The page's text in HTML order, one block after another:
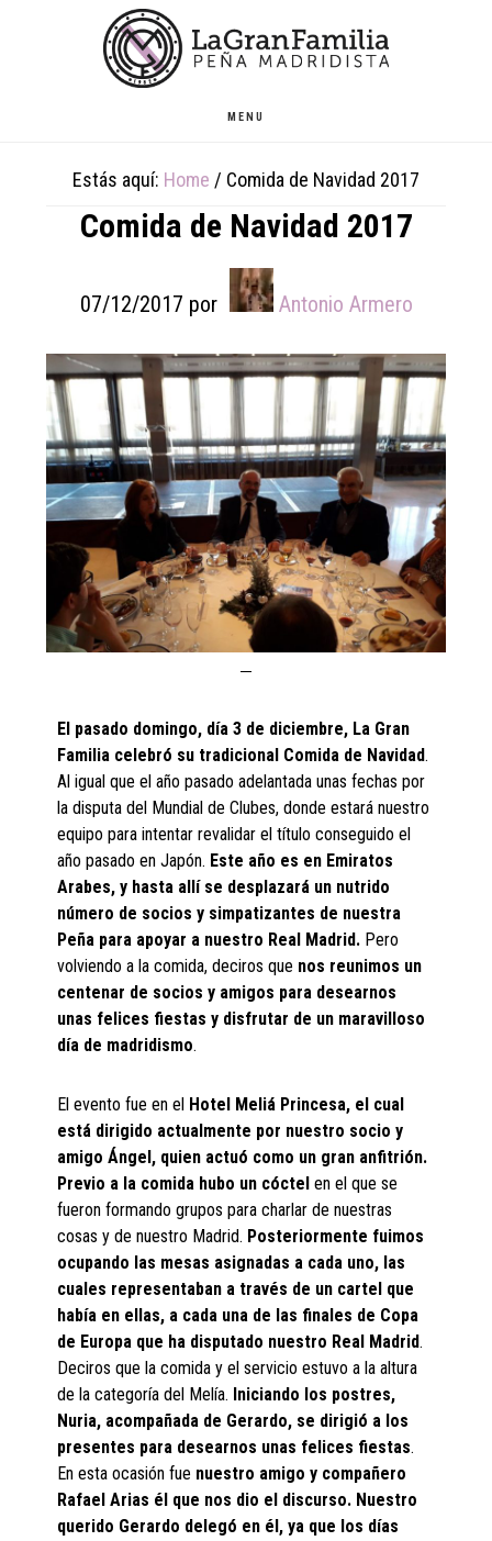
MENU
Estás aquí: Home / Comida de Navidad 2017
Comida de Navidad 2017
07/12/2017 por Antonio Armero
El pasado domingo, día 3 de diciembre, La Gran
Familia celebró su tradicional Comida de Navidad.
Al igual que el año pasado adelantada unas fechas por
la disputa del Mundial de Clubes, donde estará nuestro
equipo para intentar revalidar el título conseguido el
año pasado en Japón. Este año es en Emiratos
Arabes, y hasta allí se desplazará un nutrido
número de socios y simpatizantes de nuestra
Peña para apoyar a nuestro Real Madrid. Pero
volviendo a la comida, deciros que nos reunimos un
centenar de socios y amigos para desearnos
unas felices fiestas y disfrutar de un maravilloso
día de madridismo.
El evento fue en el Hotel Meliá Princesa, el cual
está dirigido actualmente por nuestro socio y
amigo Ángel, quien actuó como un gran anfitrión.
Previo a la comida hubo un cóctel en el que se
fueron formando grupos para charlar de nuestras
cosas y de nuestro Madrid. Posteriormente fuimos
ocupando las mesas asignadas a cada uno, las
cuales representaban a través de un cartel que
había en ellas, a cada una de las finales de Copa
de Europa que ha disputado nuestro Real Madrid.
Deciros que la comida y el servicio estuvo a la altura
de la categoría del Melía. Iniciando los postres,
Nuria, acompañada de Gerardo, se dirigió a los
presentes para desearnos unas felices fiestas.
En esta ocasión fue nuestro amigo y compañero
Rafael Arias él que nos dio el discurso. Nuestro
querido Gerardo delegó en él, ya que los días